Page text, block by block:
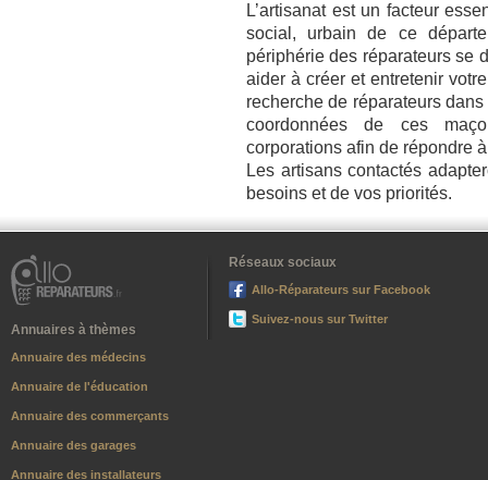
L’artisanat est un facteur
social, urbain de ce
périphérie des réparateurs se
aider à créer et entretenir
recherche de réparateurs
coordonnées de ces
corporations afin de répondre
Les artisans contactés
besoins et de vos priorités.
Annuaires à thèmes
Annuaire des médecins
Annuaire de l'éducation
Annuaire des commerçants
Annuaire des garages
Annuaire des installateurs
Réseaux sociaux
Allo-Réparateurs sur Facebook
Suivez-nous sur Twitter